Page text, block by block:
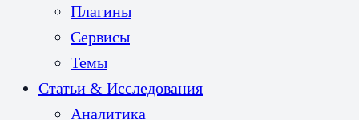
Плагины
Сервисы
Темы
Статьи & Исследования
Аналитика